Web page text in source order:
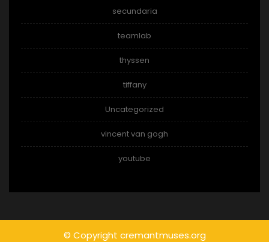
secundaria
teamlab
thyssen
tiffany
Uncategorized
vincent van gogh
youtube
© Copyright cremantmuses.org